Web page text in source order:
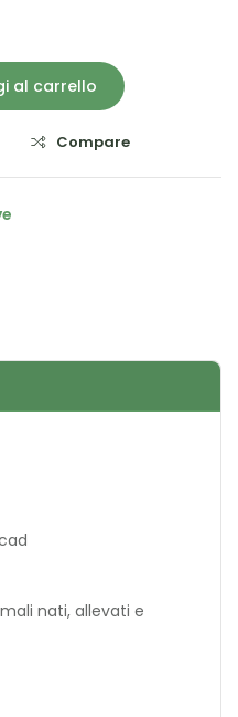
al carrello
Compare
nati, allevati e